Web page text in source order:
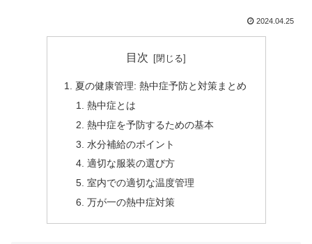
2024.04.25
目次
夏の健康管理: 熱中症予防と対策まとめ
熱中症とは
熱中症を予防するための基本
水分補給のポイント
適切な服装の選び方
室内での適切な温度管理
万が一の熱中症対策